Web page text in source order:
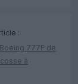
:
777F de
à